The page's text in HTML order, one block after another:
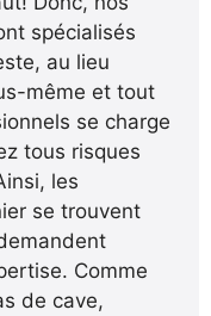
spécialisés
au lieu
même et tout
se charge
tous risques
les
se trouvent
Comme
de cave,